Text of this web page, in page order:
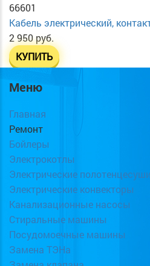
66601
Кабель электрический,
2 950 руб.
КУПИТЬ
Меню
Главная
Ремонт
Бойлеры
Электрокотлы
Электрические
Электрические конвекторы
Канализационные насосы
Стиральные машины
Посудомоечные машины
Замена ТЭНа